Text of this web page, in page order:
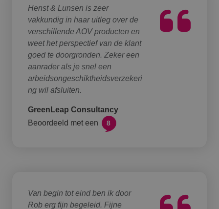
Henst & Lunsen is zeer
vakkundig in haar uitleg over de
verschillende AOV producten en
weet het perspectief van de klant
goed te doorgronden. Zeker een
aanrader als je snel een
arbeidsongeschiktheidsverzekeri
ng wil afsluiten.
GreenLeap Consultancy
Beoordeeld met een
8
Van begin tot eind ben ik door
Rob erg fijn begeleid. Fijne